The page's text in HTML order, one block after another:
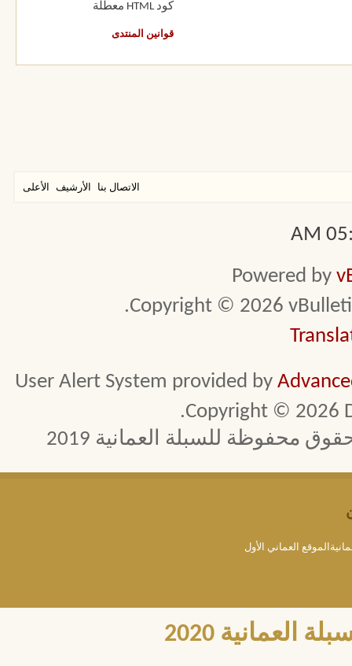
كود HTML
معطلة
قوانين المنتدى
الاتصال بنا الأرشيف الأعلى
Powered by
Copyright © 2026
User Alert System provided by
Copyright © 2026
محفوظة للسبلة العمانية 2019
العماني الأول
2020